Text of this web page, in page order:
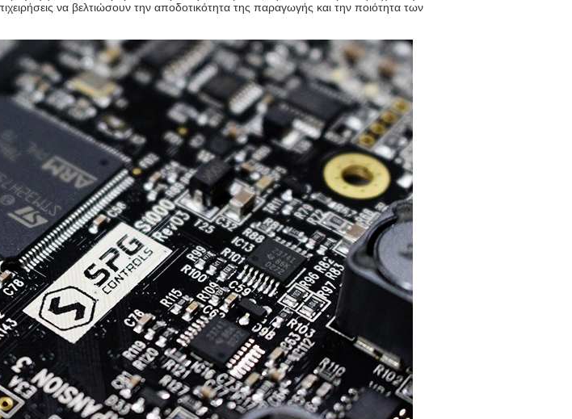
να βελτιώσουν την αποδοτικότητα της παραγωγής και την ποιότητα των